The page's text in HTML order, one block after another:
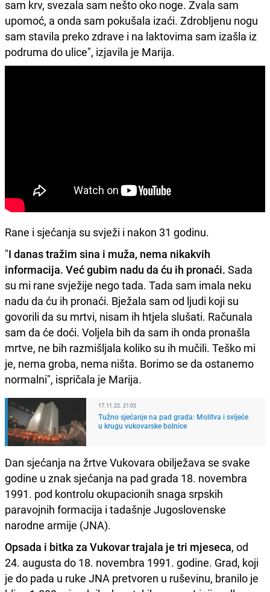
sam krv, svezala sam nešto oko noge. Zvala sam
upomoć, a onda sam pokušala izaći. Zdrobljenu nogu
sam stavila preko zdrave i na laktovima sam izašla iz
podruma do ulice", izjavila je Marija.
Rane i sjećanja su svježi i nakon 31 godinu.
"I danas tražim sina i muža, nema nikakvih
informacija. Već gubim nadu da ću ih pronaći. Sada
su mi rane svježije nego tada. Tada sam imala neku
nadu da ću ih pronaći. Bježala sam od ljudi koji su
govorili da su mrtvi, nisam ih htjela slušati. Računala
sam da će doći. Voljela bih da sam ih onda pronašla
mrtve, ne bih razmišljala koliko su ih mučili. Teško mi
je, nema groba, nema ništa. Borimo se da ostanemo
normalni", ispričala je Marija.
17.11.22. 21:02
Tužno sjećanje na pad grada: Molitva i svijeće
u krugu vukovarske bolnice
Dan sjećanja na žrtve Vukovara obilježava se svake
godine u znak sjećanja na pad grada 18. novembra
1991. pod kontrolu okupacionih snaga srpskih
paravojnih formacija i tadašnje Jugoslovenske
narodne armije (JNA).
Opsada i bitka za Vukovar trajala je tri mjeseca, od
24. augusta do 18. novembra 1991. godine. Grad, koji
je do pada u ruke JNA pretvoren u ruševinu, branilo je